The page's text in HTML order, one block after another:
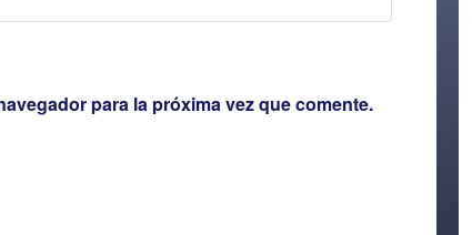
para la próxima vez que comente.